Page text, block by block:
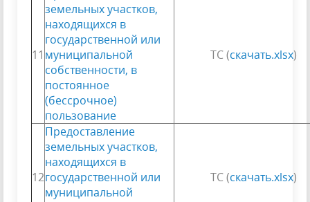
11
земельных участков,
находящихся в
государственной или
муниципальной
собственности, в
постоянное
(бессрочное)
пользование
ТС (скачать.xlsx)
12
Предоставление
земельных участков,
находящихся в
государственной или
муниципальной
ТС (скачать.xlsx)